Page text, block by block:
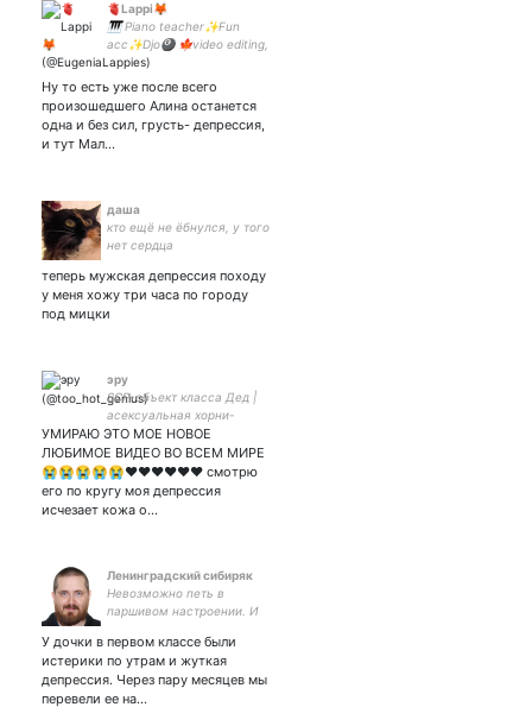
🫀Lappi🦊
🎹 Piano teacher✨Fun
acc✨Djo🎱 🍁video editing,
photo🍁 Multifandom💚 The
the Dragon🔥 • S&B •
Moonknight • Daredevil •
TLOU🍓
Ну то есть уже после всего
произошедшего Алина останется
одна и без сил, грусть- депрессия,
и тут Мал…
даша
кто ещё не ёбнулся, у того
нет сердца
теперь мужская депрессия походу
у меня хожу три часа по городу
под мицки
эру
SCP-объект класса Дед |
асексуальная хорни-
катастрофа | типа
фотограф | current:
харрингроув, лунный
рыцарь, мг(чд) |
мультишиппер
УМИРАЮ ЭТО МОЕ НОВОЕ
ЛЮБИМОЕ ВИДЕО ВО ВСЕМ МИРЕ
😭😭😭😭😭❤️❤️❤️❤️❤️❤️ смотрю
его по кругу моя депрессия
исчезает кожа о…
Ленинградский сибиряк
Невозможно петь в
паршивом настроении. И
паршивое настроение,
когда поёшь. Поэтому пой.
У дочки в первом классе были
истерики по утрам и жуткая
депрессия. Через пару месяцев мы
перевели ее на…